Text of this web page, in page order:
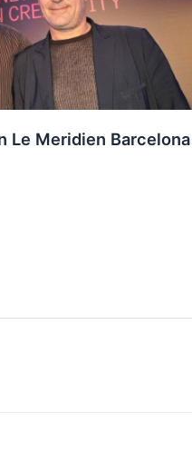
Le Meridien Barcelona